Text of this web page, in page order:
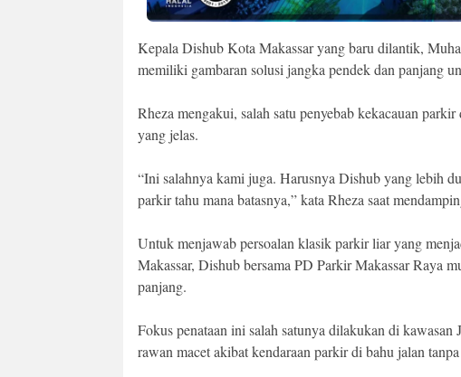
Kepala Dishub Kota Makassar yang baru dilantik,
memiliki gambaran solusi jangka pendek dan panjang
Rheza mengakui, salah satu penyebab kekacauan
yang jelas.
“Ini salahnya kami juga. Harusnya Dishub yang lebih
parkir tahu mana batasnya,” kata Rheza saat
Untuk menjawab persoalan klasik parkir liar yang
Makassar, Dishub bersama PD Parkir Makassar Raya
panjang.
Fokus penataan ini salah satunya dilakukan di
rawan macet akibat kendaraan parkir di bahu jalan